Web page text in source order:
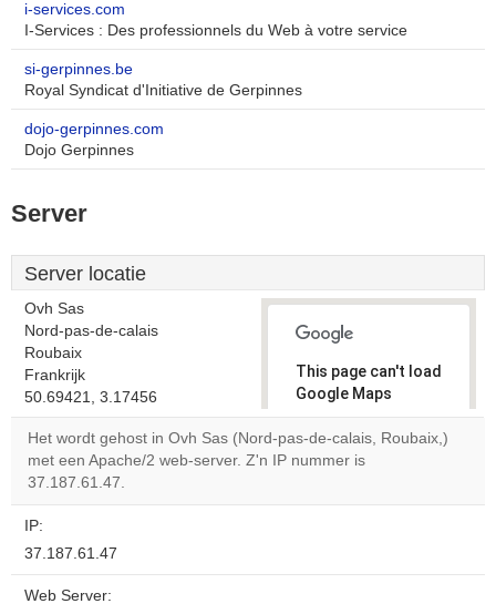
i-services.com
I-Services : Des professionnels du Web à votre service
si-gerpinnes.be
Royal Syndicat d'Initiative de Gerpinnes
dojo-gerpinnes.com
Dojo Gerpinnes
Server
Server locatie
Ovh Sas
Nord-pas-de-calais
Roubaix
Frankrijk
50.69421, 3.17456
This page can't load
Google Maps
correctly.
Do you
Het wordt gehost in Ovh Sas (Nord-pas-de-calais, Roubaix,)
met een Apache/2 web-server. Z'n IP nummer is
37.187.61.47.
IP:
37.187.61.47
Web Server: